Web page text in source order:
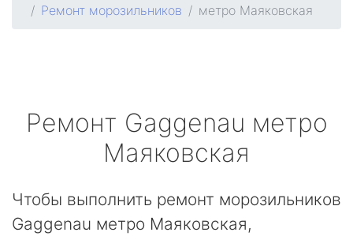
Ремонт морозильников
метро Маяковская
Ремонт Gaggenau метро
Маяковская
Чтобы выполнить ремонт морозильников
Gaggenau метро Маяковская,